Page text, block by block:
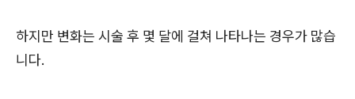
하지만 변화는 시술 후 몇 달에 걸쳐 나타나는 경우가 많습
니다.